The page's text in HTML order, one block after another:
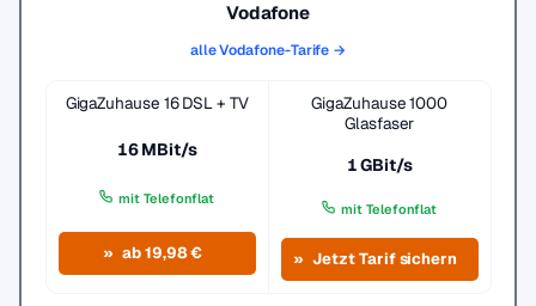
Vodafone
alle Vodafone-Tarife →
GigaZuhause 16 DSL + TV
16 MBit/s
mit Telefonflat
ab 19,98 €
GigaZuhause 1000
Glasfaser
1 GBit/s
mit Telefonflat
Jetzt Tarif sichern